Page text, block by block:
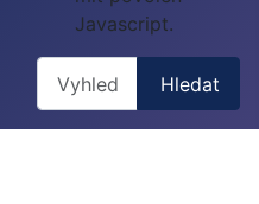
Javascript.
Hledat